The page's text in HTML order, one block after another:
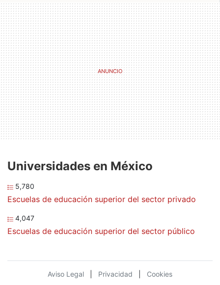
Universidades en México
5,780
Escuelas de educación superior del sector privado
4,047
Escuelas de educación superior del sector público
Aviso Legal Privacidad
Cookies